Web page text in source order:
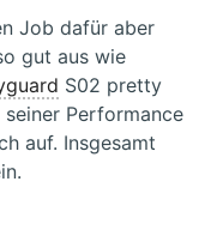
Job dafür aber
gut aus wie
S02 pretty
Performance
auf. Insgesamt